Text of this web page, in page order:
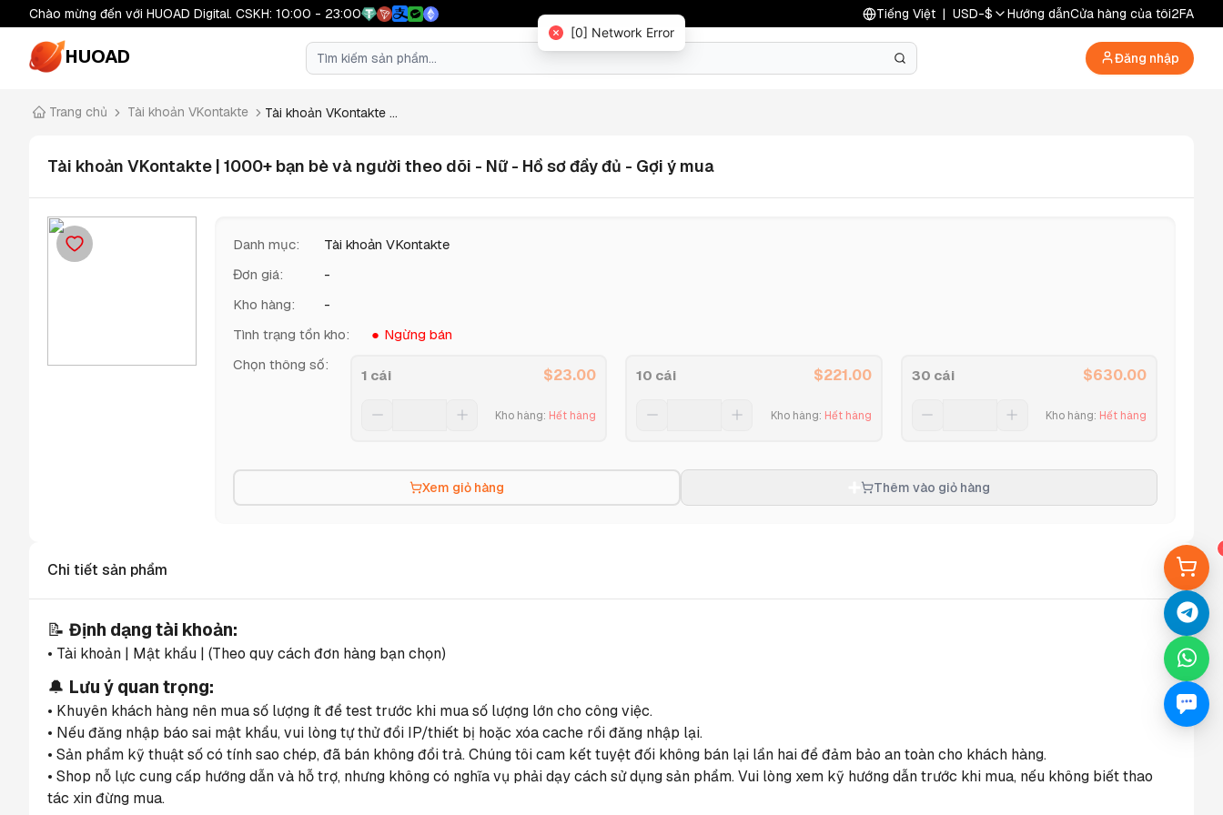
Chào mừng đến với HUOAD Digital. CSKH: 10:00 - 23:00 Tiếng Việt | USD-$ Hướng dẫnCửa hàng của tôi2FA
HUOAD Đăng nhập
Trang chủ Tài khoản VKontakte Tài khoản VKontakte ...
Tài khoản VKontakte | 1000+ bạn bè và người theo dõi - Nữ - Hồ sơ đầy đủ - Gợi ý mua
Danh mục:
Tài khoản VKontakte
Đơn giá:
-
Kho hàng:
-
Tình trạng tồn kho:
Ngừng bán
Chọn thông số:
1 cái $23.00
Kho hàng: Hết hàng
10 cái $221.00
Kho hàng: Hết hàng
30 cái $630.00
Kho hàng: Hết hàng
Xem giỏ hàng Thêm vào giỏ hàng
Chi tiết sản phẩm
📝 Định dạng tài khoản:
• Tài khoản | Mật khẩu | (Theo quy cách đơn hàng bạn chọn)
🔔 Lưu ý quan trọng:
• Khuyên khách hàng nên mua số lượng ít để test trước khi mua số lượng lớn cho công việc.
• Nếu đăng nhập báo sai mật khẩu, vui lòng tự thử đổi IP/thiết bị hoặc xóa cache rồi đăng nhập lại.
• Sản phẩm kỹ thuật số có tính sao chép, đã bán không đổi trả. Chúng tôi cam kết tuyệt đối không bán lại lần hai để đảm bảo an toàn cho khách hàng.
• Shop nỗ lực cung cấp hướng dẫn và hỗ trợ, nhưng không có nghĩa vụ phải dạy cách sử dụng sản phẩm. Vui lòng xem kỹ hướng dẫn trước khi mua, nếu không biết thao
tác xin đừng mua.
[0] Network Error